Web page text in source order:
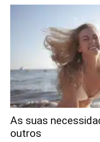
As suas
outros